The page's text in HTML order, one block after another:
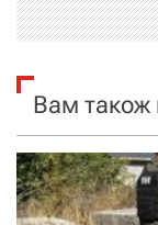
і
а
п
Вам також